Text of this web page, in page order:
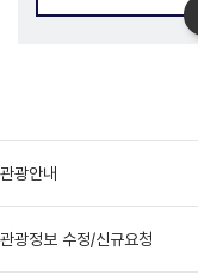
관광안내
관광정보 수정/신규요청